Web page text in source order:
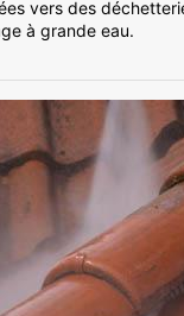
vers des
à grande eau.